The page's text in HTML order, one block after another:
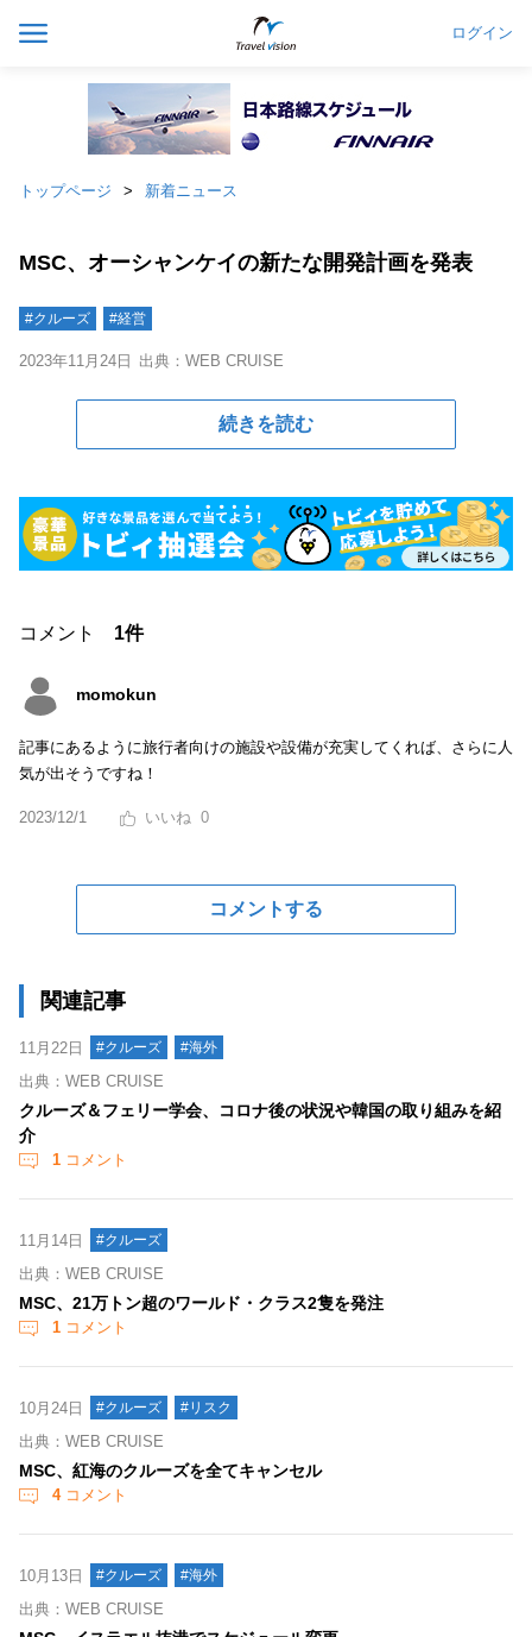
ログイン
トップページ 新着ニュース
MSC、オーシャンケイの新たな開発計画を発表
#クルーズ #経営
2023年11月24日 出典：WEB CRUISE
続きを読む
コメント 1件
momokun
記事にあるように旅行者向けの施設や設備が充実してくれば、さらに人
気が出そうですね！
2023/12/1 0
コメントする
関連記事
11月22日 #クルーズ #海外
出典：WEB CRUISE
クルーズ＆フェリー学会、コロナ後の状況や韓国の取り組みを紹
介
1 コメント
11月14日 #クルーズ
出典：WEB CRUISE
MSC、21万トン超のワールド・クラス2隻を発注
1 コメント
10月24日 #クルーズ #リスク
出典：WEB CRUISE
MSC、紅海のクルーズを全てキャンセル
4コメント
10月13日 #クルーズ #海外
出典：WEB CRUISE